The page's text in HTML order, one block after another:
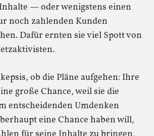
— oder wenigstens einen
noch zahlenden Kunden
Dafür ernten sie viel Spott von
ob die Pläne aufgehen: Ihre
große Chance, weil sie die
entscheidenden Umdenken
eine Chance haben will,